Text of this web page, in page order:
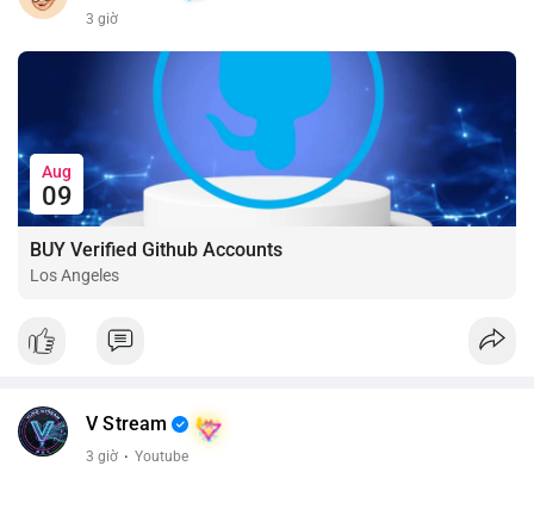
3 giờ
Aug
09
BUY Verified Github Accounts
Los Angeles
V Stream
3 giờ · Youtube